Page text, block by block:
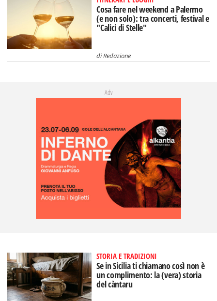
Cosa fare nel weekend a Palermo
(e non solo): tra concerti, festival e
"Calici di Stelle"
diRedazione
Adv
STORIA E TRADIZIONI
Se in Sicilia ti chiamano così non è
un complimento: la (vera) storia
del càntaru